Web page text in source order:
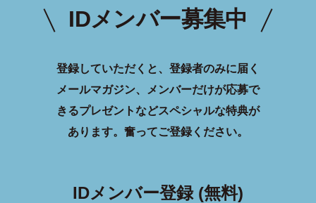
IDメンバー募集中
登録していただくと、登録者のみに届く
メールマガジン、メンバーだけが応募で
きるプレゼントなどスペシャルな特典が
あります。 奮ってご登録ください。
IDメンバー登録 (無料)